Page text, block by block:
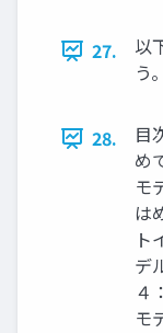
27.
以
う。
28.
目
め
モ
は
ト
デ
４
モ